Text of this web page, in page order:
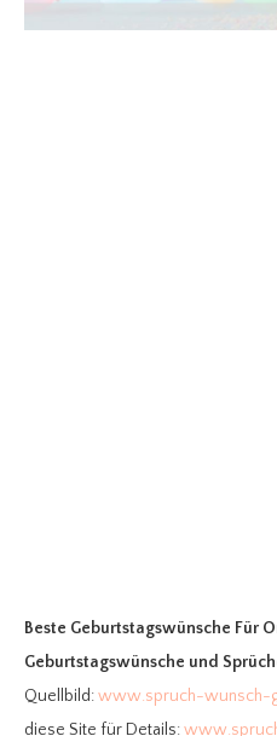
Beste Geburtstagswünsche Für
Geburtstagswünsche und
Quellbild:www.spruch-wunsch-
diese Site für Details: